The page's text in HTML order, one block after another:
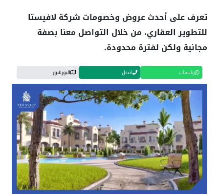
تعرف على أحدث عروض وخصومات شركة لافيستا
للتطوير العقاري، من خلال التواصل معنا بصفة
مجانية ولكن لفترة محدودة.
واتساب اتصل البورشور